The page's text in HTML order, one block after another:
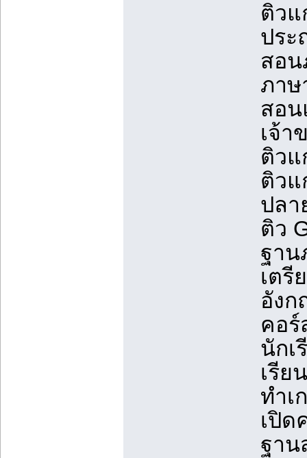
ติว
ประ
สอ
ภาษ
สอน
เจ้า
ติวแ
ติวแ
ปลา
ติว
ฐาน
เตรี
อังก
คอร์
นักเ
เรีย
ทำเ
เปิด
ฐาน